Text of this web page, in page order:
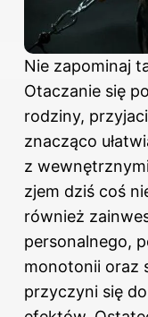
Nie zapominaj
Otaczanie się
rodziny,
znacząco
z
zjem dziś coś
również
personalnego,
monotonii oraz
przyczyni się